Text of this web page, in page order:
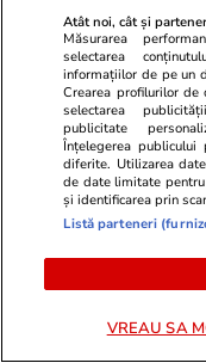
Știri România
Primele imagini
Buzău unde a
drona de un pilot
achite daune
Atât noi, cât și
Măsurarea
selectarea
informațiilor de pe un
Crearea profilurilor de
selectarea
publicitate
Înțelegerea
diferite. Utilizarea
de date limitate
și identificarea prin
Listă parteneri
VREAU SA